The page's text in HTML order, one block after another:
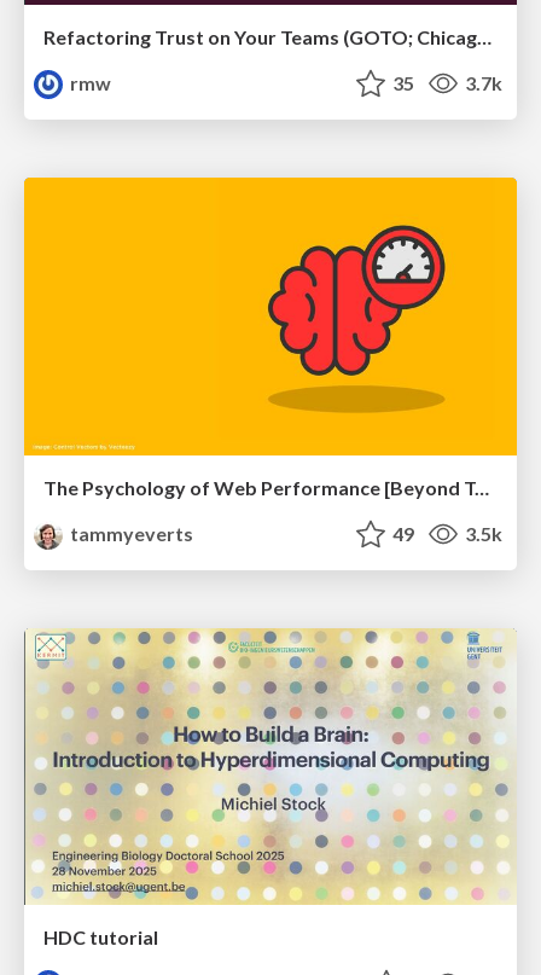
Refactoring Trust on Your Teams (GOTO; Chicago 2020)
rmw
35 3.7k
The Psychology of Web Performance [Beyond Tellerrand 2023]
tammyeverts
49 3.5k
HDC tutorial